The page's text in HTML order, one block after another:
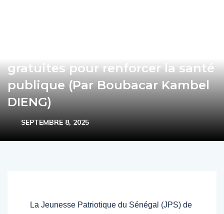
gratuites pour renforcer la santé
publique (Par Boubacar Kambel
DIENG)
SEPTEMBRE 8, 2025
La Jeunesse Patriotique du Sénégal (JPS) de